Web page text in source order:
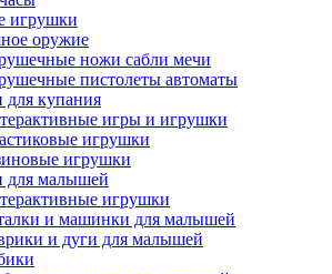
игрушки
оружие
ножи сабли мечи
пистолеты автоматы
купания
игры и игрушки
игрушки
игрушки
для малышей
игрушки
и машинки для малышей
и дуги для малышей